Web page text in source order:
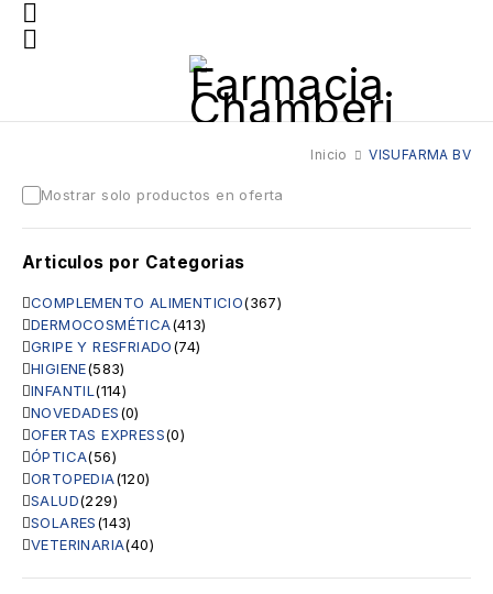
Inicio VISUFARMA BV
Mostrar solo productos en oferta
Articulos por Categorias
COMPLEMENTO ALIMENTICIO(367)
DERMOCOSMÉTICA(413)
GRIPE Y RESFRIADO(74)
HIGIENE(583)
INFANTIL (114)
NOVEDADES(0)
OFERTAS EXPRESS(0)
ÓPTICA(56)
ORTOPEDIA(120)
SALUD(229)
SOLARES(143)
VETERINARIA(40)